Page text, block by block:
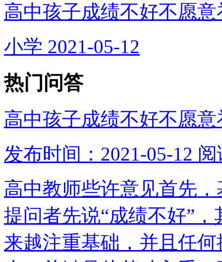
高中孩子成绩不好不愿
小学 2021-05-12
热门问答
高中孩子成绩不好不愿
发布时间：2021-05-12 阅
高中教师些许意见首先
提问者先说“成绩不好”
来越注重基础，并且任